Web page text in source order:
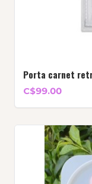
Porta carnet
C$99.00